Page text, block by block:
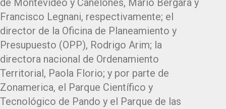
de Montevideo y Canelones, Mario Bergara y
Francisco Legnani, respectivamente; el
director de la Oficina de Planeamiento y
Presupuesto (OPP), Rodrigo Arim; la
directora nacional de Ordenamiento
Territorial, Paola Florio; y por parte de
Zonamerica, el Parque Científico y
Tecnológico de Pando y el Parque de las